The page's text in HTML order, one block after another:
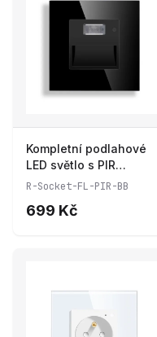
Kompletní podlahové
LED světlo s PIR
senzorem ve
ROON R-Socket-FL-PIR-
R-Socket-FL-PIR-BB
699 Kč